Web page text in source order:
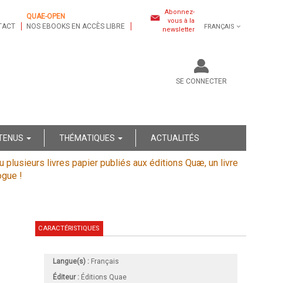
QUAE-OPEN
NOS EBOOKS EN ACCÈS LIBRE
Abonnez-
vous à la
newsletter
FRANÇAIS
SE CONNECTER
THÉMATIQUES ACTUALITÉS
plusieurs livres papier publiés aux éditions Quæ, un livre
!
CARACTÉRISTIQUES
Langue(s) : Français
Éditeur : Éditions Quae